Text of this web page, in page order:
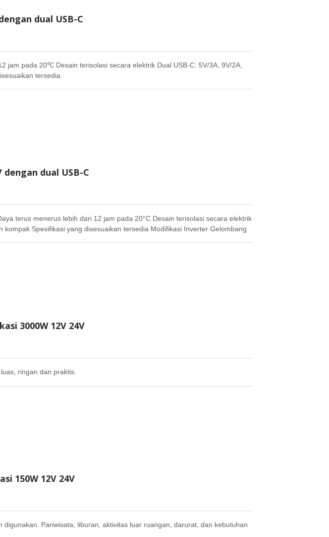
dual USB-C
jam pada 20℃ Desain terisolasi secara elektrik Dual USB-C: 5V/3A, 9V/2A,
tersedia
dengan dual USB-C
terus menerus lebih dari 12 jam pada 20°C Desain terisolasi secara elektrik
kompak Spesifikasi yang disesuaikan tersedia Modifikasi Inverter Gelombang
3000W 12V 24V
ringan dan praktis.
150W 12V 24V
digunakan. Pariwisata, liburan, aktivitas luar ruangan, darurat, dan kebutuhan